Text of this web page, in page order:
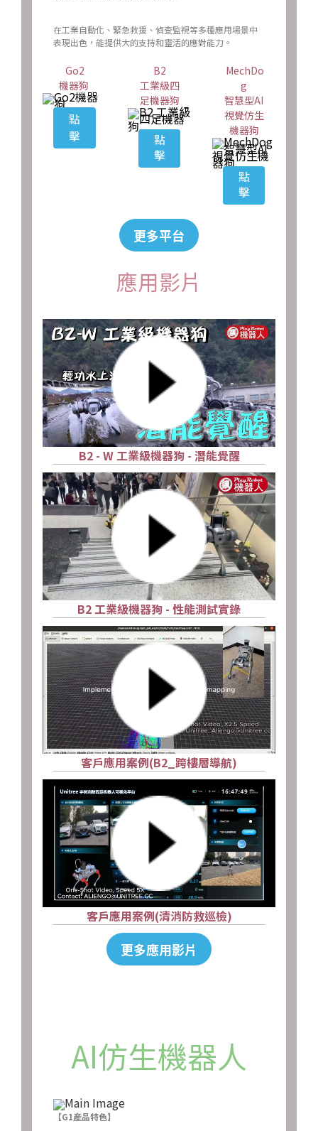
在工業自動化、緊急救援、偵查監視等多種應用場景中
表現出色，能提供大的支持和靈活的應對能力。
Go2
機器狗
點
擊
B2
工業級四
足機器狗
點
擊
MechDo
g
智慧型AI
視覺仿生
機器狗
點
擊
更多平台
應用影片
B2 - W 工業級機器狗 - 潛能覺醒
B2 工業級機器狗 - 性能測試實錄
客戶應用案例(B2_跨樓層導航)
客戶應用案例(清消防救巡檢)
更多應用影片
AI仿生機器人
【G1産品特色】